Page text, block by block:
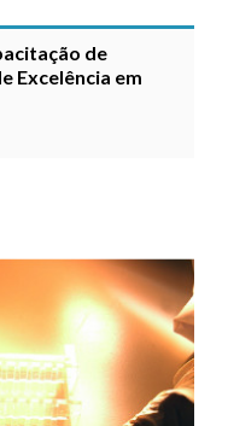
de
Excelência em